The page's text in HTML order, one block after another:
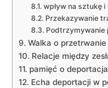
wpływ na sztukę
Przekazywanie
Podtrzymywanie
Walka o
Relacje między
pamięć o
Echa deportacji w